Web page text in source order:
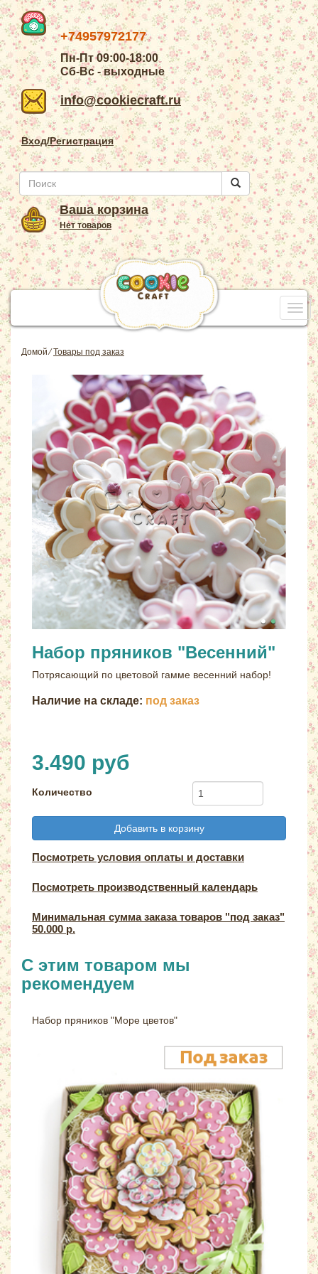
+74957972177
Пн-Пт 09:00-18:00
Сб-Вс - выходные
info@cookiecraft.ru
Вход/Регистрация
Ваша корзина
Нет товаров
Домой⁄Товары под заказ
Набор пряников "Весенний"
Потрясающий по цветовой гамме весенний набор!
Наличие на складе: под заказ
3.490 руб
Количество
Добавить в корзину
Посмотреть условия оплаты и доставки
Посмотреть производственный календарь
Минимальная сумма заказа товаров "под заказ"
50.000 р.
С этим товаром мы
рекомендуем
Набор пряников "Море цветов"